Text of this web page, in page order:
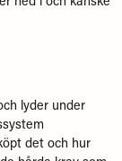
lyder under
det och hur